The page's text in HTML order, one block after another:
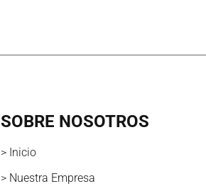
SOBRE NOSOTROS
> Inicio
> Nuestra Empresa